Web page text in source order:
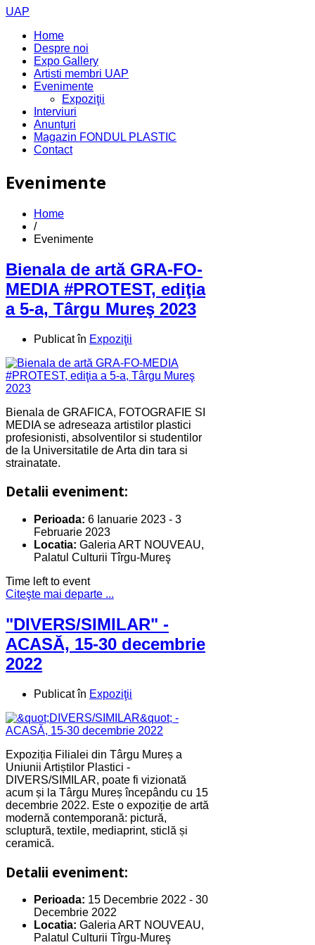
UAP
Home
Despre noi
Expo Gallery
Artisti membri UAP
Evenimente
Expoziţii
Interviuri
Anunțuri
Magazin FONDUL PLASTIC
Contact
Evenimente
Home
/
Evenimente
Bienala de artă GRA-FO-
MEDIA #PROTEST, ediţia
a 5-a, Târgu Mureş 2023
Publicat în Expoziţii
Bienala de GRAFICA, FOTOGRAFIE SI
MEDIA se adreseaza artistilor plastici
profesionisti, absolventilor si studentilor
de la Universitatile de Arta din tara si
strainatate.
Detalii eveniment:
Perioada: 6 Ianuarie 2023 - 3
Februarie 2023
Locatia: Galeria ART NOUVEAU,
Palatul Culturii Tîrgu-Mureş
Time left to event
Citeşte mai departe ...
"DIVERS/SIMILAR" -
ACASĂ, 15-30 decembrie
2022
Publicat în Expoziţii
Expoziția Filialei din Târgu Mureș a
Uniunii Artiștilor Plastici -
DIVERS/SIMILAR, poate fi vizionată
acum și la Târgu Mureș începându cu 15
decembrie 2022. Este o expoziție de artă
modernă contemporană: pictură,
scluptură, textile, mediaprint, sticlă și
ceramică.
Detalii eveniment:
Perioada: 15 Decembrie 2022 - 30
Decembrie 2022
Locatia: Galeria ART NOUVEAU,
Palatul Culturii Tîrgu-Mureş